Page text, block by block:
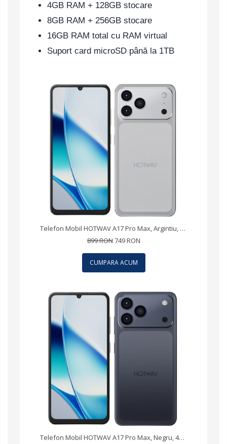
4GB RAM + 128GB stocare
8GB RAM + 256GB stocare
16GB RAM total cu RAM virtual
Suport card microSD până la 1TB
Telefon Mobil HOTWAV A17 Pro Max, Argintiu, 4G, 6.75" IPS, 16GB RAM (4GB + 12GB Extensibili), 256GB ROM, Camera 13MP, Android 15, Procesor ASR8662 Octa-Core, Wi-Fi 6, Bluetooth 5.4, Dual SIM
899 RON749 RON
CUMPARA ACUM
Telefon Mobil HOTWAV A17 Pro Max, Negru, 4G, 6.75" IPS, 16GB RAM (4GB + 12GB Extensibili), 256GB ROM, Camera 13MP, Android 15, Procesor ASR8662 Octa-Core, Wi-Fi 6, Bluetooth 5.4, Dual SIM